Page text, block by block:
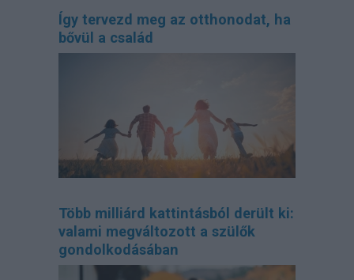
Így tervezd meg az otthonodat, ha
bővül a család
Több milliárd kattintásból derült ki:
valami megváltozott a szülők
gondolkodásában